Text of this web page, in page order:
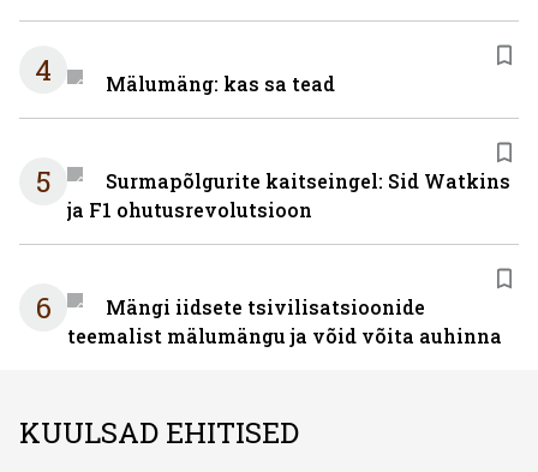
4 Mälumäng: kas sa tead
5
Surmapõlgurite kaitseingel: Sid Watkins
ja F1 ohutusrevolutsioon
6
Mängi iidsete tsivilisatsioonide
teemalist mälumängu ja võid võita auhinna
KUULSAD EHITISED